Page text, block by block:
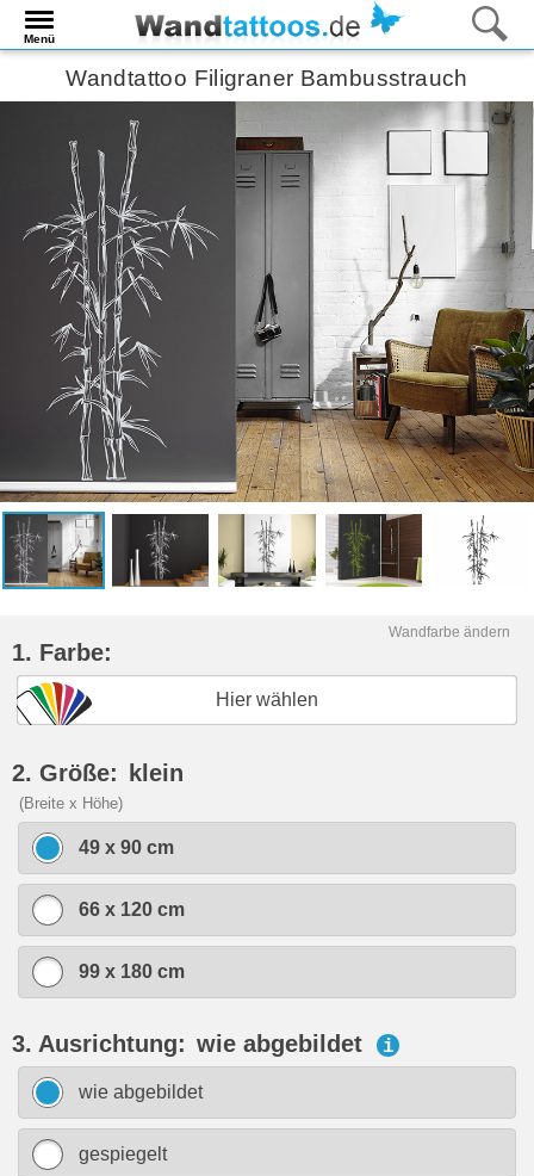
Menü
Wandtattoo Filigraner Bambusstrauch
Wandfarbe ändern
1. Farbe:
Hier wählen
2. Größe: klein
(Breite x Höhe)
49 x 90 cm
66 x 120 cm
99 x 180 cm
3. Ausrichtung: wie abgebildet i
wie abgebildet
gespiegelt